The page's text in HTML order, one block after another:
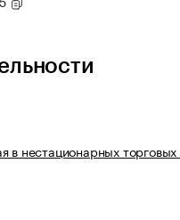
в нестационарных